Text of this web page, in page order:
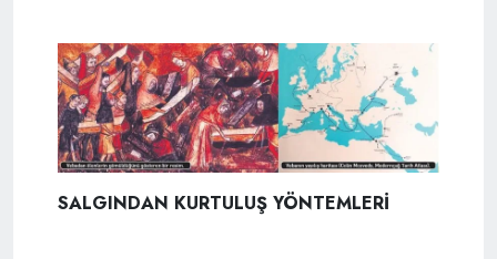
SALGINDAN KURTULUŞ YÖNTEMLERİ